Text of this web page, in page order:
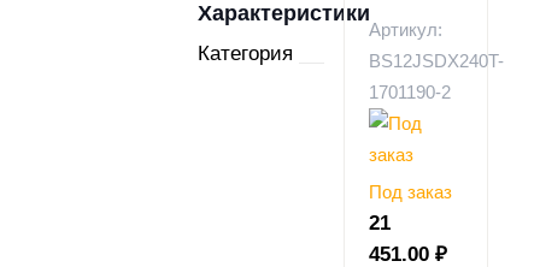
Характеристики
Категория
Артикул:
BS12JSDX240T-
1701190-2
Под заказ
21
451.00 ₽